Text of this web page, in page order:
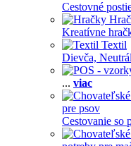
Cestovné
Kreatívne
Textil
Dievča,
... viac
pre psov
Cestovanie so